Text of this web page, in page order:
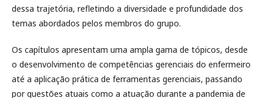
dessa trajetória, refletindo a diversidade e profundidade dos
temas abordados pelos membros do grupo.
Os capítulos apresentam uma ampla gama de tópicos, desde
o desenvolvimento de competências gerenciais do enfermeiro
até a aplicação prática de ferramentas gerenciais, passando
por questões atuais como a atuação durante a pandemia de